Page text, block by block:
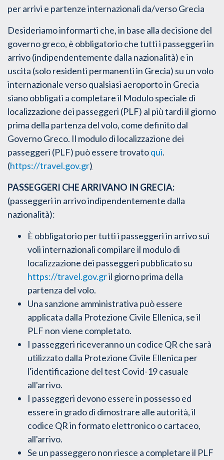
per arrivi e partenze internazionali da/verso Grecia
Desideriamo informarti che, in base alla decisione del
governo greco, è obbligatorio che tutti i passeggeri in
arrivo (indipendentemente dalla nazionalità) e in
uscita (solo residenti permanenti in Grecia) su un volo
internazionale verso qualsiasi aeroporto in Grecia
siano obbligati a completare il Modulo speciale di
localizzazione dei passeggeri (PLF) al più tardi il giorno
prima della partenza del volo, come definito dal
Governo Greco. Il modulo di localizzazione dei
passeggeri (PLF) può essere trovatoqui.
(https://travel.gov.gr)
PASSEGGERI CHE ARRIVANO IN GRECIA:
(passeggeri in arrivo indipendentemente dalla
nazionalità):
È obbligatorio per tutti i passeggeri in arrivo sui
voli internazionali compilare il modulo di
localizzazione dei passeggeri pubblicato su
https://travel.gov.gril giorno prima della
partenza del volo.
Una sanzione amministrativa può essere
applicata dalla Protezione Civile Ellenica, se il
PLF non viene completato.
I passeggeri riceveranno un codice QR che sarà
utilizzato dalla Protezione Civile Ellenica per
l'identificazione del test Covid-19 casuale
all'arrivo.
I passeggeri devono essere in possesso ed
essere in grado di dimostrare alle autorità, il
codice QR in formato elettronico o cartaceo,
all'arrivo.
Se un passeggero non riesce a completare il PLF